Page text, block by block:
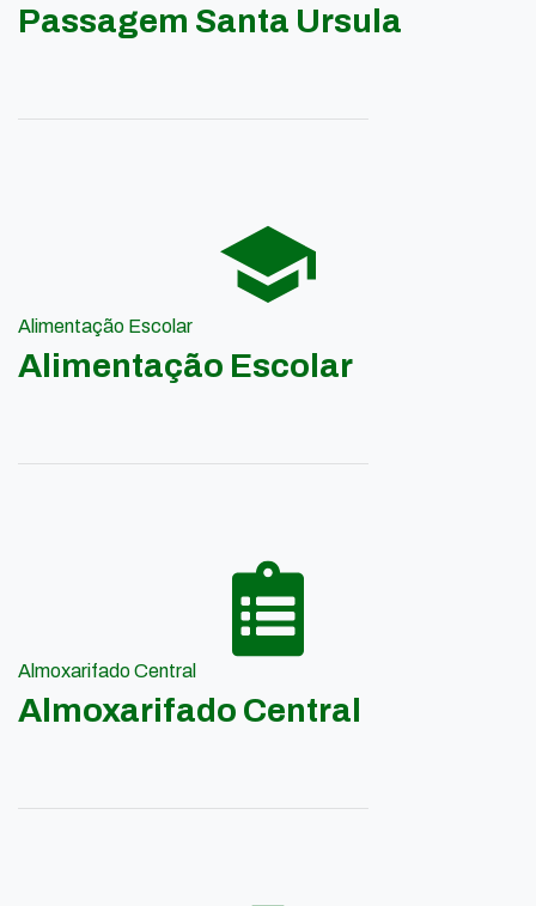
Passagem Santa Ursula
Alimentação Escolar
Alimentação Escolar
Almoxarifado Central
Almoxarifado Central